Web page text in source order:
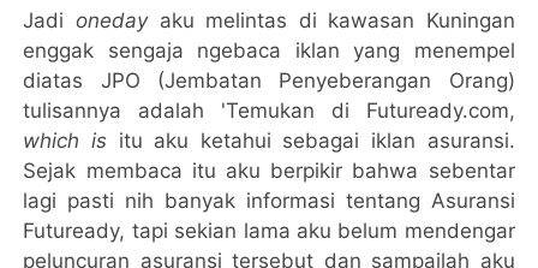
Jadi onedayaku melintas di kawasan Kuningan
enggak sengaja ngebaca iklan yang menempel
diatas JPO (Jembatan Penyeberangan Orang)
tulisannya adalah 'Temukan di Futuready.com,
which is itu aku ketahui sebagai iklan asuransi.
Sejak membaca itu aku berpikir bahwa sebentar
lagi pasti nih banyak informasi tentang Asuransi
Futuready, tapi sekian lama aku belum mendengar
peluncuran asuransi tersebut dan sampailah aku